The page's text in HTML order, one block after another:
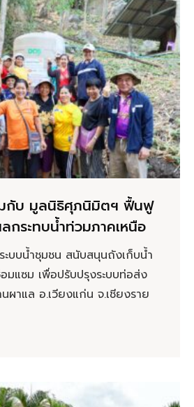
มกับ มูลนิธิศุภนิมิตฯ ฟื้นฟู
กระทบน้ำท่วมภาคเหนือ
ะบบน้ำชุมชน สนับสนุนถังเก็บน้ำ
แซม เพื่อปรับปรุงระบบท่อส่ง
ผาแล อ.เวียงแก่น จ.เชียงราย